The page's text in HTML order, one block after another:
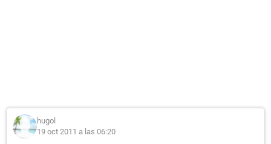
hugol
19 oct 2011 a las 06:20